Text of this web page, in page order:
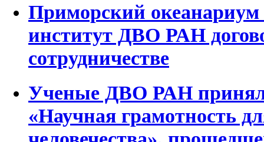
Приморский океанариум
институт ДВО РАН
сотрудничестве
Ученые ДВО РАН
«Научная грамотность